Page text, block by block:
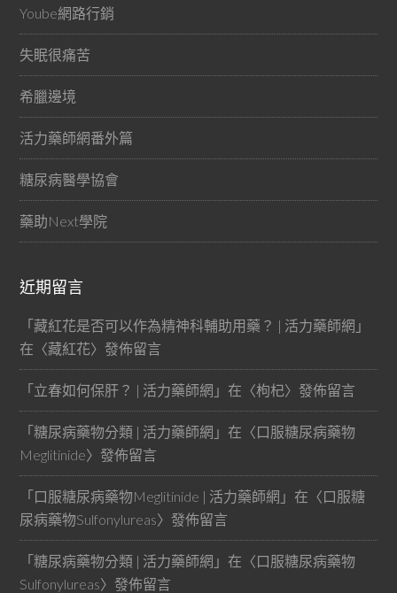
Yoube網路行銷
失眠很痛苦
希臘邊境
活力藥師網番外篇
糖尿病醫學協會
藥助Next學院
近期留言
「藏紅花是否可以作為精神科輔助用藥？ | 活力藥師網 」
在〈藏紅花〉發佈留言
「立春如何保肝？ | 活力藥師網 」在〈枸杞〉發佈留言
「糖尿病藥物分類 | 活力藥師網 」在〈口服糖尿病藥物
Meglitinide〉發佈留言
「口服糖尿病藥物Meglitinide | 活力藥師網 」在〈口服糖
尿病藥物Sulfonylureas〉發佈留言
「糖尿病藥物分類 | 活力藥師網 」在〈口服糖尿病藥物
Sulfonylureas〉發佈留言